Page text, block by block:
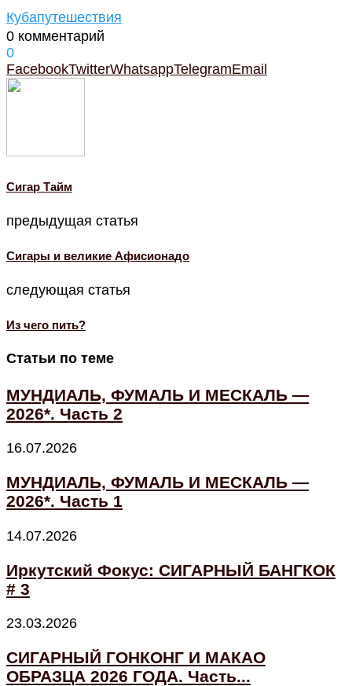
Кубапутешествия
0 комментарий
0
FacebookTwitterWhatsappTelegramEmail
Cигар Тайм
предыдущая статья
Сигары и великие Афисионадо
следующая статья
Из чего пить?
Статьи по теме
МУНДИАЛЬ, ФУМАЛЬ И МЕСКАЛЬ —
2026*. Часть 2
16.07.2026
МУНДИАЛЬ, ФУМАЛЬ И МЕСКАЛЬ —
2026*. Часть 1
14.07.2026
Иркутский Фокус: СИГАРНЫЙ БАНГКОК
# 3
23.03.2026
СИГАРНЫЙ ГОНКОНГ И МАКАО
ОБРАЗЦА 2026 ГОДА. Часть...